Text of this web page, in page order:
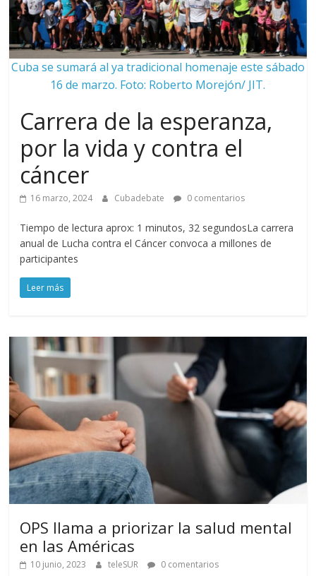
Cuba se sumará al ya tradicional homenaje este sábado
16 de marzo. Foto: Roberto Morejón/ JIT.
Carrera de la esperanza,
por la vida y contra el
cáncer
16 marzo, 2024 Cubadebate 0 comentarios
Tiempo de lectura aprox: 1 minutos, 32 segundosLa carrera
anual de Lucha contra el Cáncer convoca a millones de
participantes
Leer más
OPS llama a priorizar la salud mental
en las Américas
10 junio, 2023 teleSUR 0 comentarios